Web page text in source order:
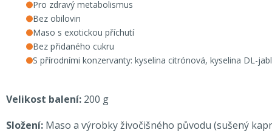
Pro zdravý metabolismus
Bez obilovin
Maso s exotickou příchutí
Bez přidaného cukru
S přírodními konzervanty: kyselina citrónová, kyselina DL-
Velikost balení: 200 g
Složení: Maso a výrobky živočišného původu (sušený